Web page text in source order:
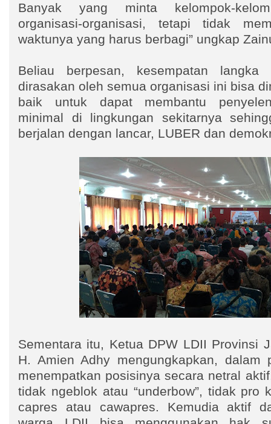
Banyak yang minta kelompok-
organisasi-organisasi, tetapi tidak
waktunya yang harus berbagi” ungkap
Beliau berpesan, kesempatan
dirasakan oleh semua organisasi ini bisa
baik untuk dapat membantu
minimal di lingkungan sekitarnya
berjalan dengan lancar, LUBER dan
Sementara itu, Ketua DPW LDII Provinsi
H. Amien Adhy mengungkapkan,
menempatkan posisinya secara netral
tidak ngeblok atau “underbow”, tidak pro
capres atau cawapres. Kemudia aktif